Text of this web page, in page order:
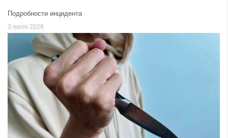
Подробности инцидента
3 июля 2026